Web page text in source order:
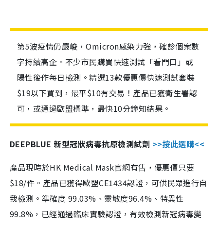
第5波疫情仍嚴峻，Omicron感染力強，確診個案數
字持續高企。不少市民購買快速測試「看門口」或
陽性後作每日檢測。精選13款優惠價快速測試套裝
$19以下買到，最平$10有交易！產品已獲衛生署認
可，或通過歐盟標準，最快10分鐘知結果。
DEEPBLUE 新型冠狀病毒抗原檢測試劑 >>按此選購<<
產品現時於HK Medical Mask官網有售，優惠價只要
$18/件。產品已獲得歐盟CE1434認證，可供民眾進行自
我檢測。準確度 99.03%、靈敏度96.4%、特異性
99.8%，已經通過臨床實驗認證，有效檢測新冠病毒變